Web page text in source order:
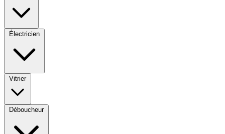
Électricien
Vitrier
Déboucheur